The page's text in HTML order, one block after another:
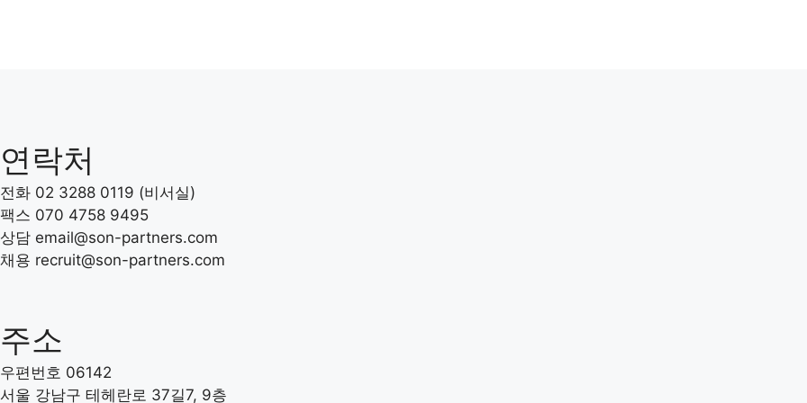
연락처
전화 02 3288 0119 (비서실)
팩스 070 4758 9495
상담 email@son-partners.com
채용 recruit@son-partners.com
주소
우편번호 06142
서울 강남구 테헤란로 37길7, 9층